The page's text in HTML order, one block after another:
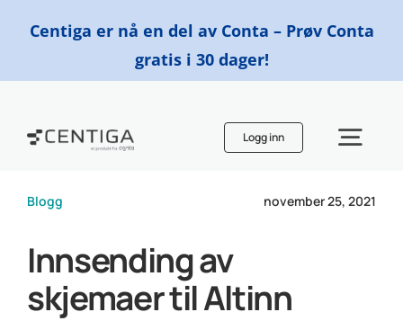
Centiga er nå en del av Conta – Prøv Conta
gratis i 30 dager!
Logg inn
Priser
Blogg november 25, 2021
Innsending av
skjemaer til Altinn